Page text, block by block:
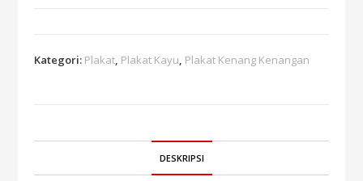
Kategori: Plakat, Plakat Kayu, Plakat Kenang Kenangan
DESKRIPSI